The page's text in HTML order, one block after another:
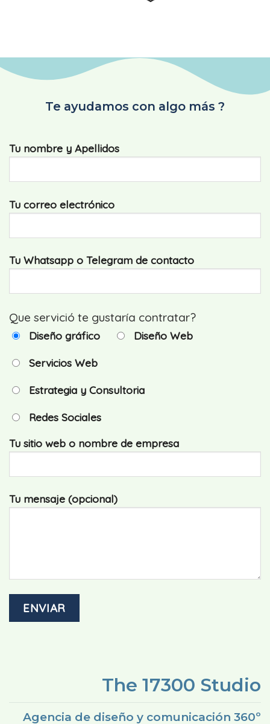
Te ayudamos con algo más ?
Tu nombre y Apellidos
Tu correo electrónico
Tu Whatsapp o Telegram de contacto
Que servició te gustaría contratar?
Diseño gráfico Diseño Web
Servicios Web
Estrategia y Consultoria
Redes Sociales
Tu sitio web o nombre de empresa
Tu mensaje (opcional)
The 17300 Studio
Agencia de diseño y comunicación 360º